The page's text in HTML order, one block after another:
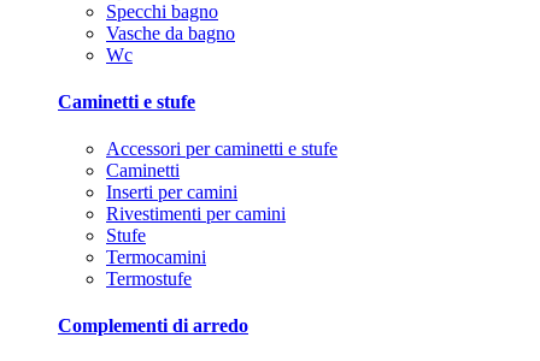
Specchi bagno
Vasche da bagno
Wc
Caminetti e stufe
Accessori per caminetti e stufe
Caminetti
Inserti per camini
Rivestimenti per camini
Stufe
Termocamini
Termostufe
Complementi di arredo